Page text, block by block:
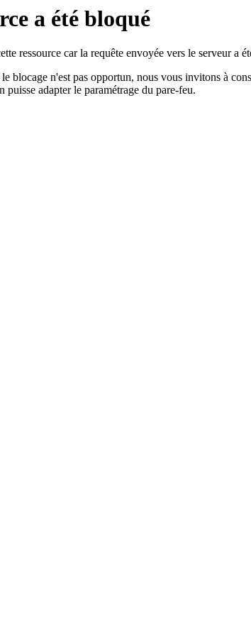
a été bloqué
ressource car la requête envoyée vers le serveur a
blocage n'est pas opportun, nous vous invitons à
adapter le paramétrage du pare-feu.